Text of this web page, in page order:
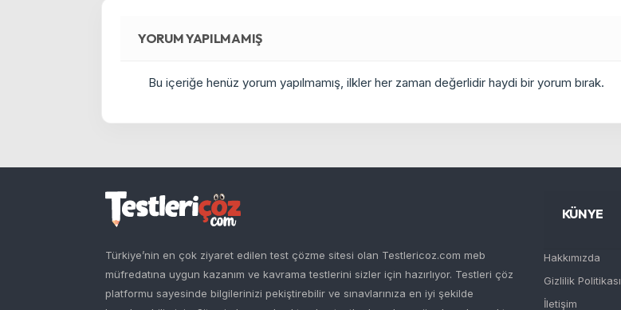
YORUM YAPILMAMIŞ
Bu içeriğe henüz yorum yapılmamış, ilkler her zaman değerlidir haydi bir yorum bırak.
Türkiye’nin en çok ziyaret edilen test çözme sitesi olan Testlericoz.com meb
müfredatına uygun kazanım ve kavrama testlerini sizler için hazırlıyor. Testleri çöz
platformu sayesinde bilgilerinizi pekiştirebilir ve sınavlarınıza en iyi şekilde
KÜNYE
Hakkımızda
Gizlilik Politikası
İletişim